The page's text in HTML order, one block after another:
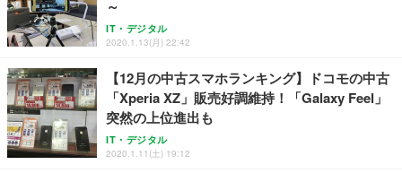
～
IT・デジタル
2020.1.13(月) 22:42
【12月の中古スマホランキング】ドコモの中古
「Xperia XZ」販売好調維持！「Galaxy Feel」
突然の上位進出も
IT・デジタル
2020.1.11(土) 19:12